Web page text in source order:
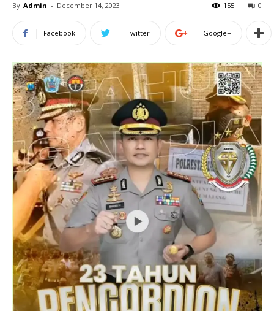
By Admin - December 14, 2023 0
155
Facebook Twitter Google+